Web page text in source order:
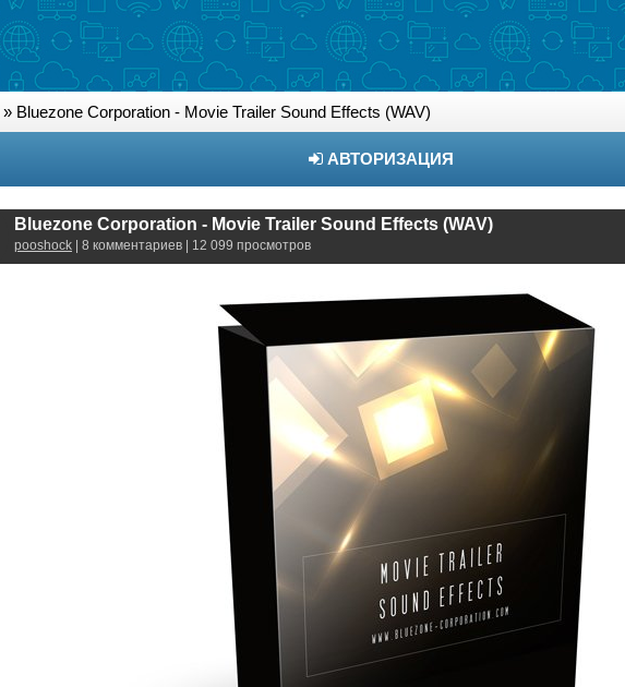
» Bluezone Corporation - Movie Trailer Sound Effects (WAV)
АВТОРИЗАЦИЯ
Bluezone Corporation - Movie Trailer Sound Effects (WAV)
pooshock | 8 комментариев | 12 099 просмотров